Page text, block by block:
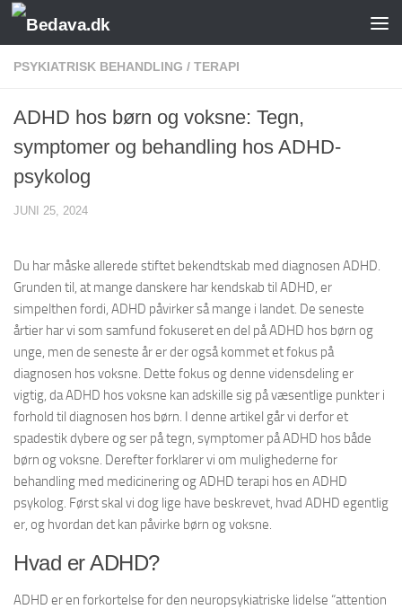
Skip to content
PSYKIATRISK BEHANDLING / TERAPI
ADHD hos børn og voksne: Tegn,
symptomer og behandling hos ADHD-
psykolog
JUNI 25, 2024
Du har måske allerede stiftet bekendtskab med diagnosen ADHD.
Grunden til, at mange danskere har kendskab til ADHD, er
simpelthen fordi, ADHD påvirker så mange i landet. De seneste
årtier har vi som samfund fokuseret en del på ADHD hos børn og
unge, men de seneste år er der også kommet et fokus på
diagnosen hos voksne. Dette fokus og denne vidensdeling er
vigtig, da ADHD hos voksne kan adskille sig på væsentlige punkter i
forhold til diagnosen hos børn. I denne artikel går vi derfor et
spadestik dybere og ser på tegn, symptomer på ADHD hos både
børn og voksne. Derefter forklarer vi om mulighederne for
behandling med medicinering og ADHD terapi hos en ADHD
psykolog. Først skal vi dog lige have beskrevet, hvad ADHD egentlig
er, og hvordan det kan påvirke børn og voksne.
Hvad er ADHD?
ADHD er en forkortelse for den neuropsykiatriske lidelse “attention